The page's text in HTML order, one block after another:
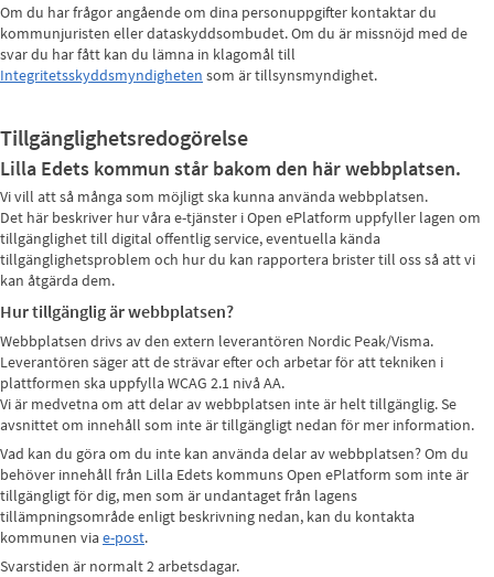
Om du har frågor angående om dina personuppgifter kontaktar du
kommunjuristen eller dataskyddsombudet. Om du är missnöjd med de
svar du har fått kan du lämna in klagomål till
Integritetsskyddsmyndigheten som är tillsynsmyndighet.
Tillgänglighetsredogörelse
Lilla Edets kommun står bakom den här webbplatsen.
Vi vill att så många som möjligt ska kunna använda webbplatsen.
Det här beskriver hur våra e-tjänster i Open ePlatform uppfyller lagen om
tillgänglighet till digital offentlig service, eventuella kända
tillgänglighetsproblem och hur du kan rapportera brister till oss så att vi
kan åtgärda dem.
Hur tillgänglig är webbplatsen?
Webbplatsen drivs av den extern leverantören Nordic Peak/Visma.
Leverantören säger att de strävar efter och arbetar för att tekniken i
plattformen ska uppfylla WCAG 2.1 nivå AA.
Vi är medvetna om att delar av webbplatsen inte är helt tillgänglig. Se
avsnittet om innehåll som inte är tillgängligt nedan för mer information.
Vad kan du göra om du inte kan använda delar av webbplatsen? Om du
behöver innehåll från Lilla Edets kommuns Open ePlatform som inte är
tillgängligt för dig, men som är undantaget från lagens
tillämpningsområde enligt beskrivning nedan, kan du kontakta
kommunen viae-post.
Svarstiden är normalt 2 arbetsdagar.